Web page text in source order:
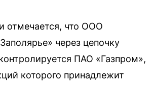
отмечается, что ООО
через цепочку
ПАО «Газпром»,
которого принадлежит